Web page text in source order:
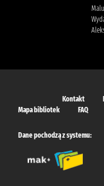
Kontakt
Mapa bibliotek
FAQ
Dane pochodzą z systemu: